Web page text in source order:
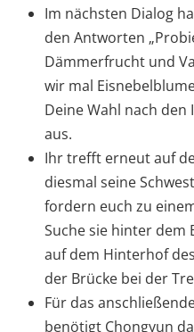
Im nächsten Dialog
den Antworten
Dämmerfrucht und
wir mal
Deine Wahl nach
aus.
Ihr trefft erneut auf
diesmal seine
fordern euch zu
Suche sie hinter dem
auf dem Hinterhof
der Brücke bei der
Für das
benötigt Chongyun